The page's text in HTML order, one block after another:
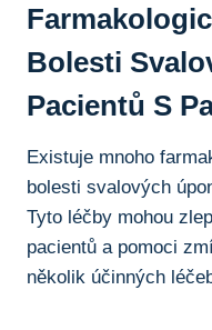
‍bolesti
⁢pacientů ⁢s
Existuje mnoho
bolesti svalových
Tyto⁢ léčby mohou
pacientů ​a pomoci
‍několik účinných